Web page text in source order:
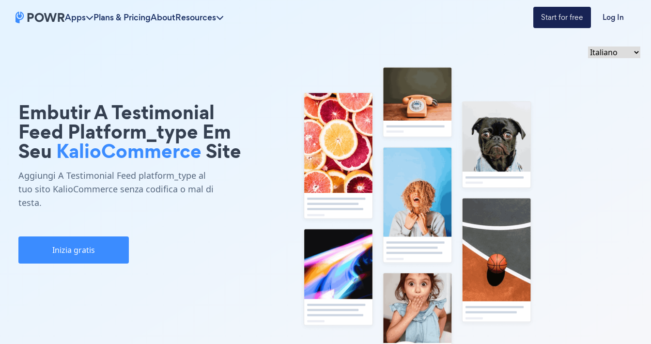
Apps Plans & PricingAboutResources Start for free Log In
Embutir A Testimonial
Feed Platform_type Em
Seu KalioCommerceSite
Aggiungi A Testimonial Feed platform_type al
tuo sito KalioCommerce senza codifica o mal di
testa.
Inizia gratis